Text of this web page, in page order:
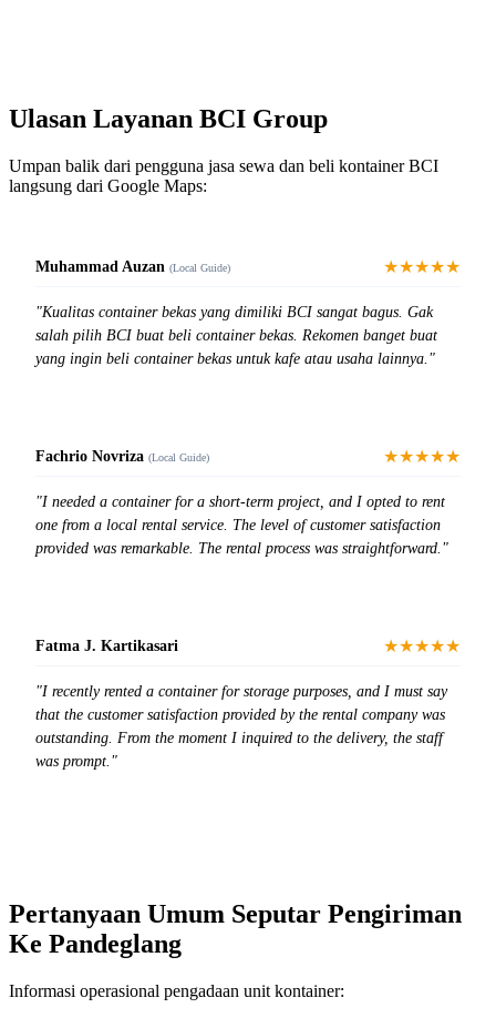
Ulasan Layanan BCI Group
Umpan balik dari pengguna jasa sewa dan beli kontainer BCI
langsung dari Google Maps:
Muhammad Auzan (Local Guide) ★★★★★
"Kualitas container bekas yang dimiliki BCI sangat bagus. Gak
salah pilih BCI buat beli container bekas. Rekomen banget buat
yang ingin beli container bekas untuk kafe atau usaha lainnya."
Fachrio Novriza (Local Guide) ★★★★★
"I needed a container for a short-term project, and I opted to rent
one from a local rental service. The level of customer satisfaction
provided was remarkable. The rental process was straightforward."
Fatma J. Kartikasari ★★★★★
"I recently rented a container for storage purposes, and I must say
that the customer satisfaction provided by the rental company was
outstanding. From the moment I inquired to the delivery, the staff
was prompt."
Pertanyaan Umum Seputar Pengiriman
Ke Pandeglang
Informasi operasional pengadaan unit kontainer: